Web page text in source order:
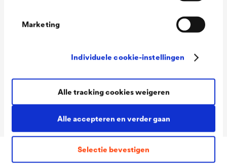
Marketing
Individuele cookie-instellingen
Alle accepteren en verder gaan
Selectie bevestigen
Alle tracking cookies weigeren
Consumption
Packaging Sizes
1,0 L / 2,5 L
Packaging Sizes
MIX
1,0 L / 2,5 L